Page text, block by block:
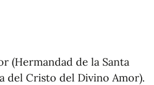
(Hermandad de la Santa
del Cristo del Divino Amor).